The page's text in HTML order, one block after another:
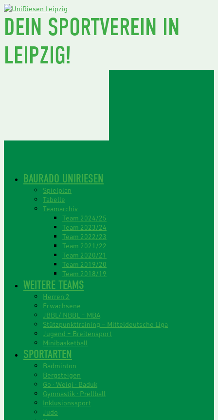
DEIN SPORTVEREIN IN
LEIPZIG!
BAURADO UNIRIESEN
Spielplan
Tabelle
Teamarchiv
Team 2024/25
Team 2023/24
Team 2022/23
Team 2021/22
Team 2020/21
Team 2019/20
Team 2018/19
WEITERE TEAMS
Herren 2
Erwachsene
JBBL/ NBBL – MBA
Stützpunkttraining – Mitteldeutsche Liga
Jugend – Breitensport
Minibasketball
SPORTARTEN
Badminton
Bergsteigen
Go · Weiqi · Baduk
Gymnastik · Prellball
Inklusionssport
Judo